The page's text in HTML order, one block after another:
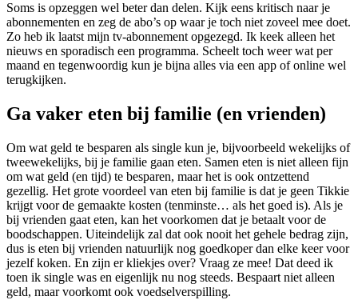
Soms is opzeggen wel beter dan delen. Kijk eens kritisch naar je
abonnementen en zeg de abo’s op waar je toch niet zoveel mee doet.
Zo heb ik laatst mijn tv-abonnement opgezegd. Ik keek alleen het
nieuws en sporadisch een programma. Scheelt toch weer wat per
maand en tegenwoordig kun je bijna alles via een app of online wel
terugkijken.
Ga vaker eten bij familie (en vrienden)
Om wat geld te besparen als single kun je, bijvoorbeeld wekelijks of
tweewekelijks, bij je familie gaan eten. Samen eten is niet alleen fijn
om wat geld (en tijd) te besparen, maar het is ook ontzettend
gezellig. Het grote voordeel van eten bij familie is dat je geen Tikkie
krijgt voor de gemaakte kosten (tenminste… als het goed is). Als je
bij vrienden gaat eten, kan het voorkomen dat je betaalt voor de
boodschappen. Uiteindelijk zal dat ook nooit het gehele bedrag zijn,
dus is eten bij vrienden natuurlijk nog goedkoper dan elke keer voor
jezelf koken. En zijn er kliekjes over? Vraag ze mee! Dat deed ik
toen ik single was en eigenlijk nu nog steeds. Bespaart niet alleen
geld, maar voorkomt ook voedselverspilling.